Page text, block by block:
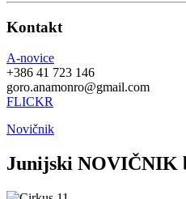
Kontakt
A-novice
+386 41 723 146
goro.anamonro@gmail.com
FLICKR
Novičnik
Junijski NOVIČNIK